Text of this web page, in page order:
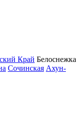
Край Белоснежка
Сочинская Ахун-